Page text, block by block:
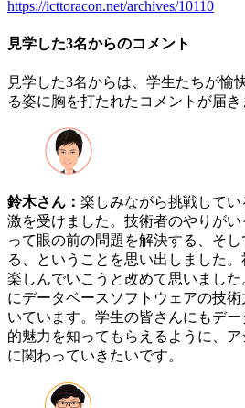
https://icttoracon.net/archives/10110
見学した3名からのコメント
見学した3名からは、学生たちが愉
る姿に胸を打たれたコメントが届き
鈴木さん： 楽しみながら挑戦して
激を受けました。技術者のやりが
って眼の前の問題を解決する、そ
る、ということを思い出しました
楽しんでいこうと改めて思いまし
にデータベースソフトウェアの技
いています。学生の皆さんにもデ
的魅力を知ってもらえるように、
に関わっていきたいです。